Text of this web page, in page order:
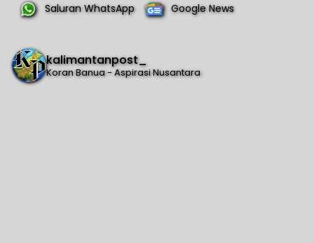
Saluran WhatsApp Google News
kalimantanpost_
Koran Banua - Aspirasi Nusantara